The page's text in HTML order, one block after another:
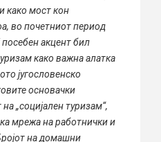
како мост кон
во почетниот период
посебен акцент бил
како важна алатка
југословенско
основачки
„социјален туризам“,
мрежа на работнички и
на домашни